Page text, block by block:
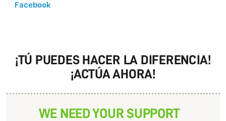
Facebook
¡TÚ PUEDES HACER LA DIFERENCIA!
¡ACTÚA AHORA!
WE NEED YOUR SUPPORT